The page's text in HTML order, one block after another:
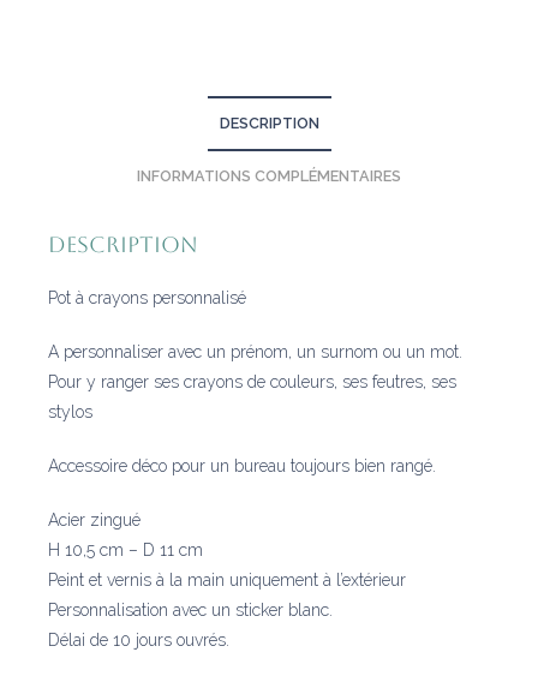
DESCRIPTION
INFORMATIONS COMPLÉMENTAIRES
Description
Pot à crayons personnalisé
A personnaliser avec un prénom, un surnom ou un mot.
Pour y ranger ses crayons de couleurs, ses feutres, ses
stylos
Accessoire déco pour un bureau toujours bien rangé.
Acier zingué
H 10,5 cm – D 11 cm
Peint et vernis à la main uniquement à l’extérieur
Personnalisation avec un sticker blanc.
Délai de 10 jours ouvrés.